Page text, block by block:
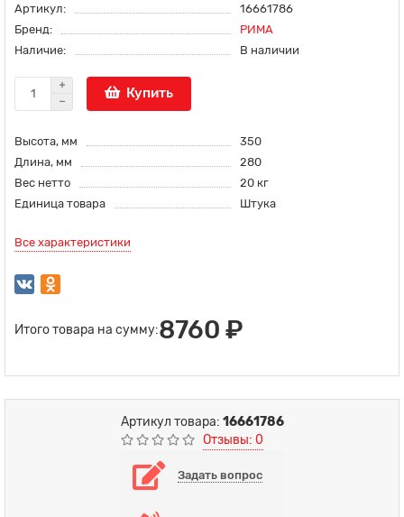
Артикул:
16661786
Бренд:
РИМА
Наличие:
В наличии
Купить
Высота, мм
350
Длина, мм
280
Вес нетто
20 кг
Единица товара
Штука
Все характеристики
Итого товара на сумму:8760 ₽
Артикул товара: 16661786
Отзывы: 0
Задать вопрос